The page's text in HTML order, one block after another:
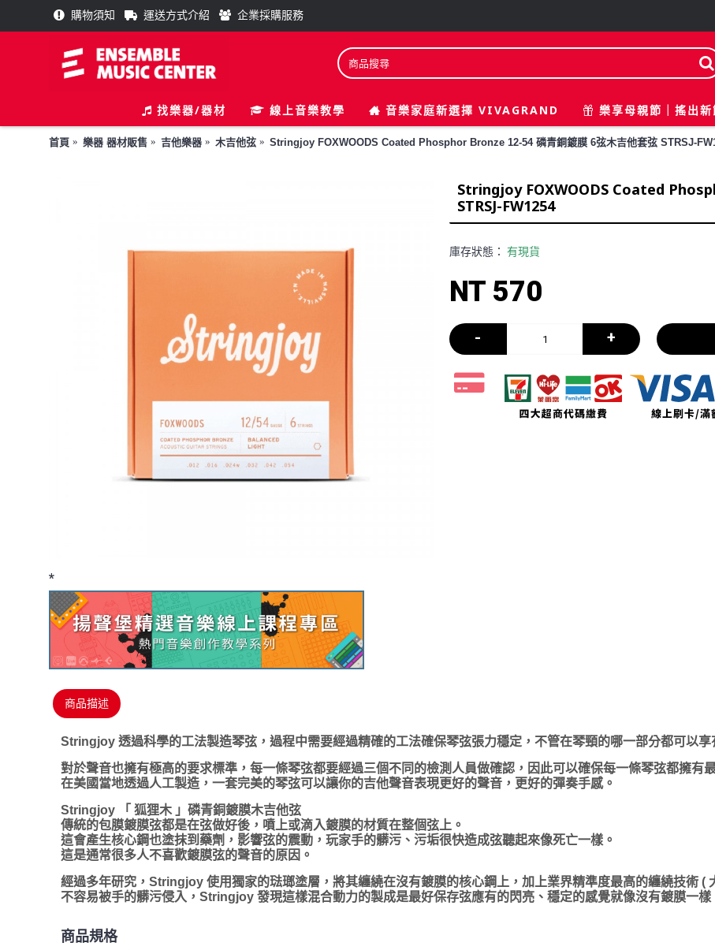
購物須知 運送方式介紹 企業採購服務
找樂器/器材 線上音樂教學 音樂家庭新選擇 VIVAGRAND 樂享母親節｜搖出新
首頁 樂器 器材販售 吉他樂器 木吉他弦 Stringjoy FOXWOODS Coated Phosphor Bronze 12-54 磷青銅鍍膜 6弦木吉他套弦 STRSJ-
*
Stringjoy FOXWOODS Coated
STRSJ-FW1254
庫存狀態： 有現貨
NT 570
- +
商品描述
Stringjoy 透過科學的工法製造琴弦，過程中需要經過精確的工法確保琴弦張力穩定，不管在琴頸的哪一部分都可以享
對於聲音也擁有極高的要求標準，每一條琴弦都要經過三個不同的檢測人員做確認，因此可以確保每一條琴弦都擁有
在美國當地透過人工製造，一套完美的琴弦可以讓你的吉他聲音表現更好的聲音，更好的彈奏手感。
Stringjoy 「 狐狸木 」磷青銅鍍膜木吉他弦
傳統的包膜鍍膜弦都是在弦做好後，噴上或滴入鍍膜的材質在整個弦上。
這會產生核心鋼也塗抹到藥劑，影響弦的震動，玩家手的髒污、污垢很快造成弦聽起來像死亡一樣。
這是通常很多人不喜歡鍍膜弦的聲音的原因。
經過多年研究，Stringjoy 使用獨家的琺瑯塗層，將其纏繞在沒有鍍膜的核心鋼上，加上業界精準度最高的纏繞技術 (
不容易被手的髒污侵入，Stringjoy 發現這樣混合動力的製成是最好保存弦應有的閃亮、穩定的感覺就像沒有鍍膜一樣
商品規格